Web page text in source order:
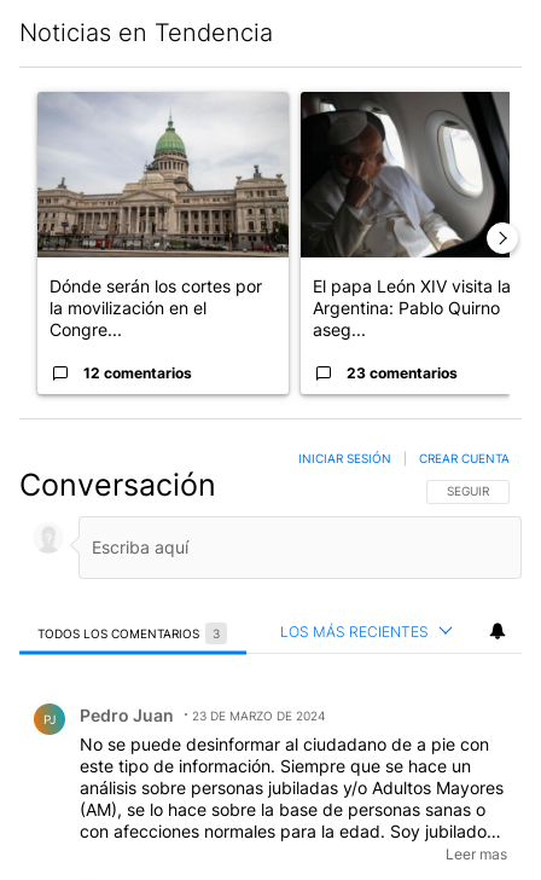
Noticias en Tendencia
Un artículo de tendencia con el título "Dónde serán los cortes
Dónde serán los cortes por
la movilización en el
Congre...
12 comentarios
Un artículo de tendencia
El papa León XIV visita la
Argentina: Pablo Quirno
aseg...
23 comentarios
Conversación SIGA ESTA
SEGUIR
INICIAR SESIÓN CREAR CUENTA
TODOS LOS COMENTARIOS 3 LOS MÁS RECIENTES
PJ Pedro Juan 23 DE MARZO DE 2024
No se puede desinformar al ciudadano de a pie con
este tipo de información. Siempre que se hace un
análisis sobre personas jubiladas y/o Adultos Mayores
(AM), se lo hace sobre la base de personas sanas o
con afecciones normales para la edad. Soy jubilado
de la mínima, el PAMI me cubre los remedios básicos
Leer mas